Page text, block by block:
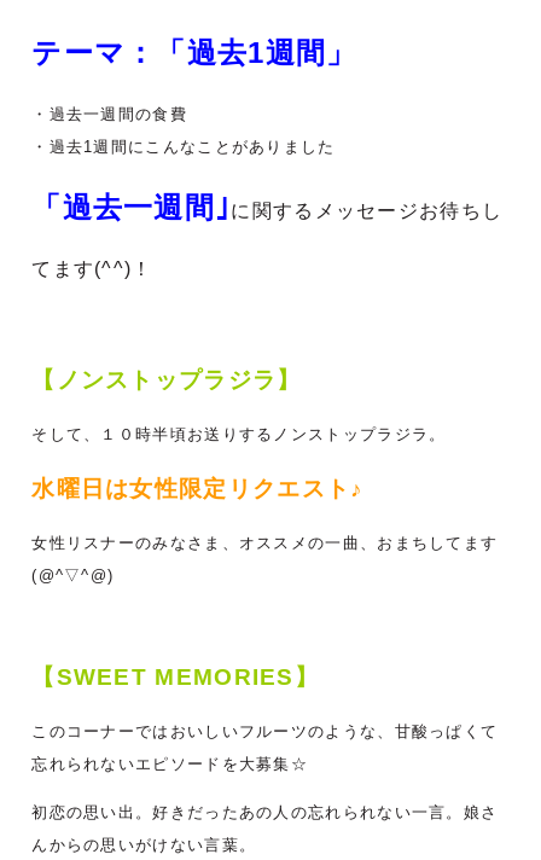
テーマ：「過去1週間」
・過去一週間の食費
・過去1週間にこんなことがありました
「過去一週間｣ に関する メッセージお待ちし
てます(^^)！
【ノンストップラジラ】
そして、１０時半頃お送りするノンストップラジラ。
水曜日は女性限定リクエスト♪
女性リスナーのみなさま、オススメの一曲、おまちしてます
(@^▽^@)
【SWEET MEMORIES】
このコーナーではおいしいフルーツのような、甘酸っぱくて
忘れられないエピソードを大募集☆
初恋の思い出。好きだったあの人の忘れられない一言。娘さ
んからの思いがけない言葉。